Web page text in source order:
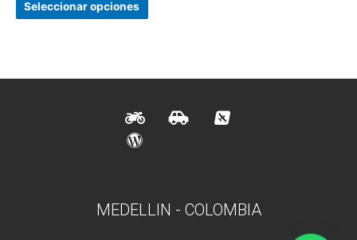
Seleccionar opciones
MEDELLIN - COLOMBIA